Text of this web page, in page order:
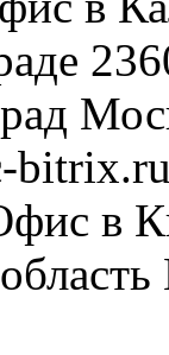
в